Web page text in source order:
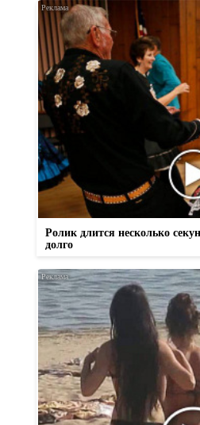
Ролик длится несколько
долго